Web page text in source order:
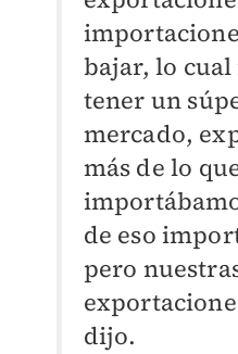
bajar, lo
tener un
mercado,
más de lo
de eso
pero
dijo.